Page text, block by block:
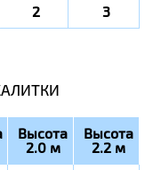
2 3
Высота
2.0 м
Высота
2.2 м